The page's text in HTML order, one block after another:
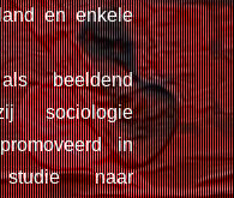
en enkele
beeldend
sociologie
in
naar